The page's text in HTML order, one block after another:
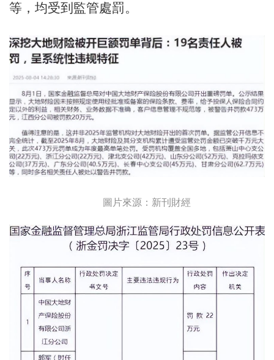
等，均受到監管處罰。
圖片來源：新刊財經